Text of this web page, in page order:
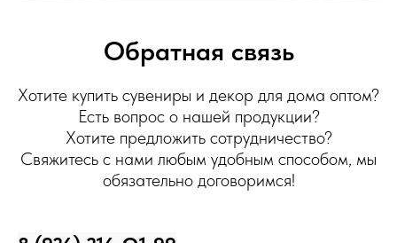
Обратная связь
Хотите купить сувениры и декор для дома оптом?
Есть вопрос о нашей продукции?
Хотите предложить сотрудничество?
Свяжитесь с нами любым удобным способом, мы
обязательно договоримся!